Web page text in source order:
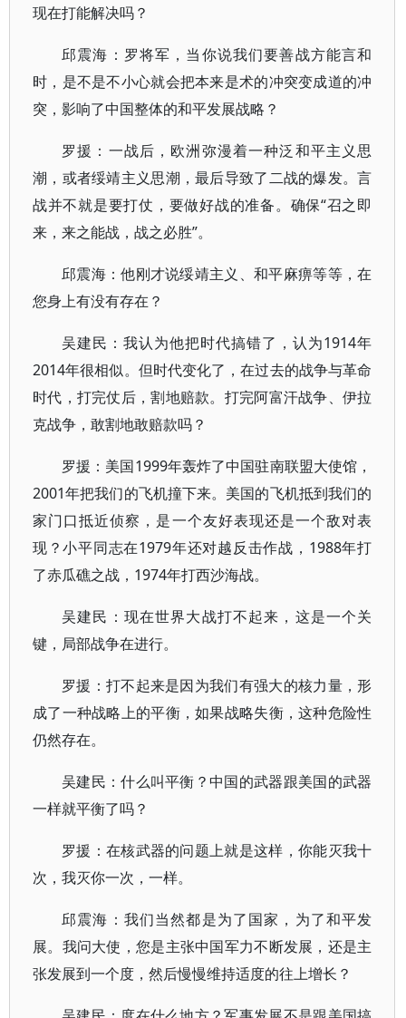
现在打能解决吗？
邱震海：罗将军，当你说我们要善战方能言和
时，是不是不小心就会把本来是术的冲突变成道的冲
突，影响了中国整体的和平发展战略？
罗援：一战后，欧洲弥漫着一种泛和平主义思
潮，或者绥靖主义思潮，最后导致了二战的爆发。言
战并不就是要打仗，要做好战的准备。确保“召之即
来，来之能战，战之必胜”。
邱震海：他刚才说绥靖主义、和平麻痹等等，在
您身上有没有存在？
吴建民：我认为他把时代搞错了，认为1914年
2014年很相似。但时代变化了，在过去的战争与革命
时代，打完仗后，割地赔款。打完阿富汗战争、伊拉
克战争，敢割地敢赔款吗？
罗援：美国1999年轰炸了中国驻南联盟大使馆，
2001年把我们的飞机撞下来。美国的飞机抵到我们的
家门口抵近侦察，是一个友好表现还是一个敌对表
现？小平同志在1979年还对越反击作战，1988年打
了赤瓜礁之战，1974年打西沙海战。
吴建民：现在世界大战打不起来，这是一个关
键，局部战争在进行。
罗援：打不起来是因为我们有强大的核力量，形
成了一种战略上的平衡，如果战略失衡，这种危险性
仍然存在。
吴建民：什么叫平衡？中国的武器跟美国的武器
一样就平衡了吗？
罗援：在核武器的问题上就是这样，你能灭我十
次，我灭你一次，一样。
邱震海：我们当然都是为了国家，为了和平发
展。我问大使，您是主张中国军力不断发展，还是主
张发展到一个度，然后慢慢维持适度的往上增长？